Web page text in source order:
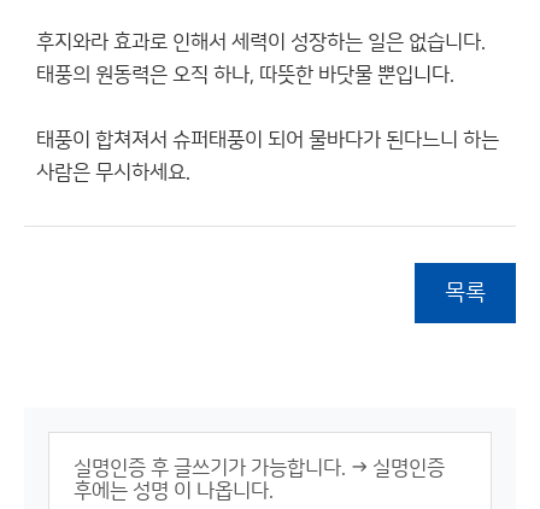
후지와라 효과로 인해서 세력이 성장하는 일은 없습니다.
태풍의 원동력은 오직 하나, 따뜻한 바닷물 뿐입니다.
태풍이 합쳐져서 슈퍼태풍이 되어 물바다가 된다느니 하는
사람은 무시하세요.
목록